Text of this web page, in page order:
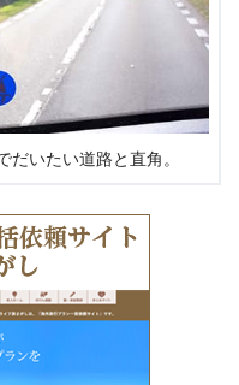
だいたい道路と直角。